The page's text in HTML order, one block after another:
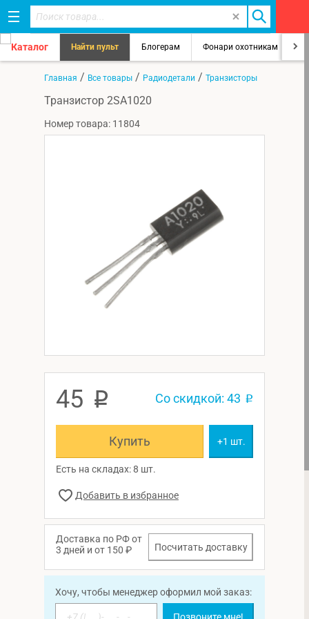
Каталог Найти пульт Блогерам Фонари охотникам
Главная / Все товары / Радиодетали / Транзисторы
Транзистор 2SA1020
Номер товара: 11804
45 p Со скидкой: 43 p
Купить +1 шт.
Есть на складах: 8 шт.
Доставка по РФ от
3 дней и от 150 ₽
Посчитать доставку
Хочу, чтобы менеджер оформил мой заказ:
Позвоните мне!